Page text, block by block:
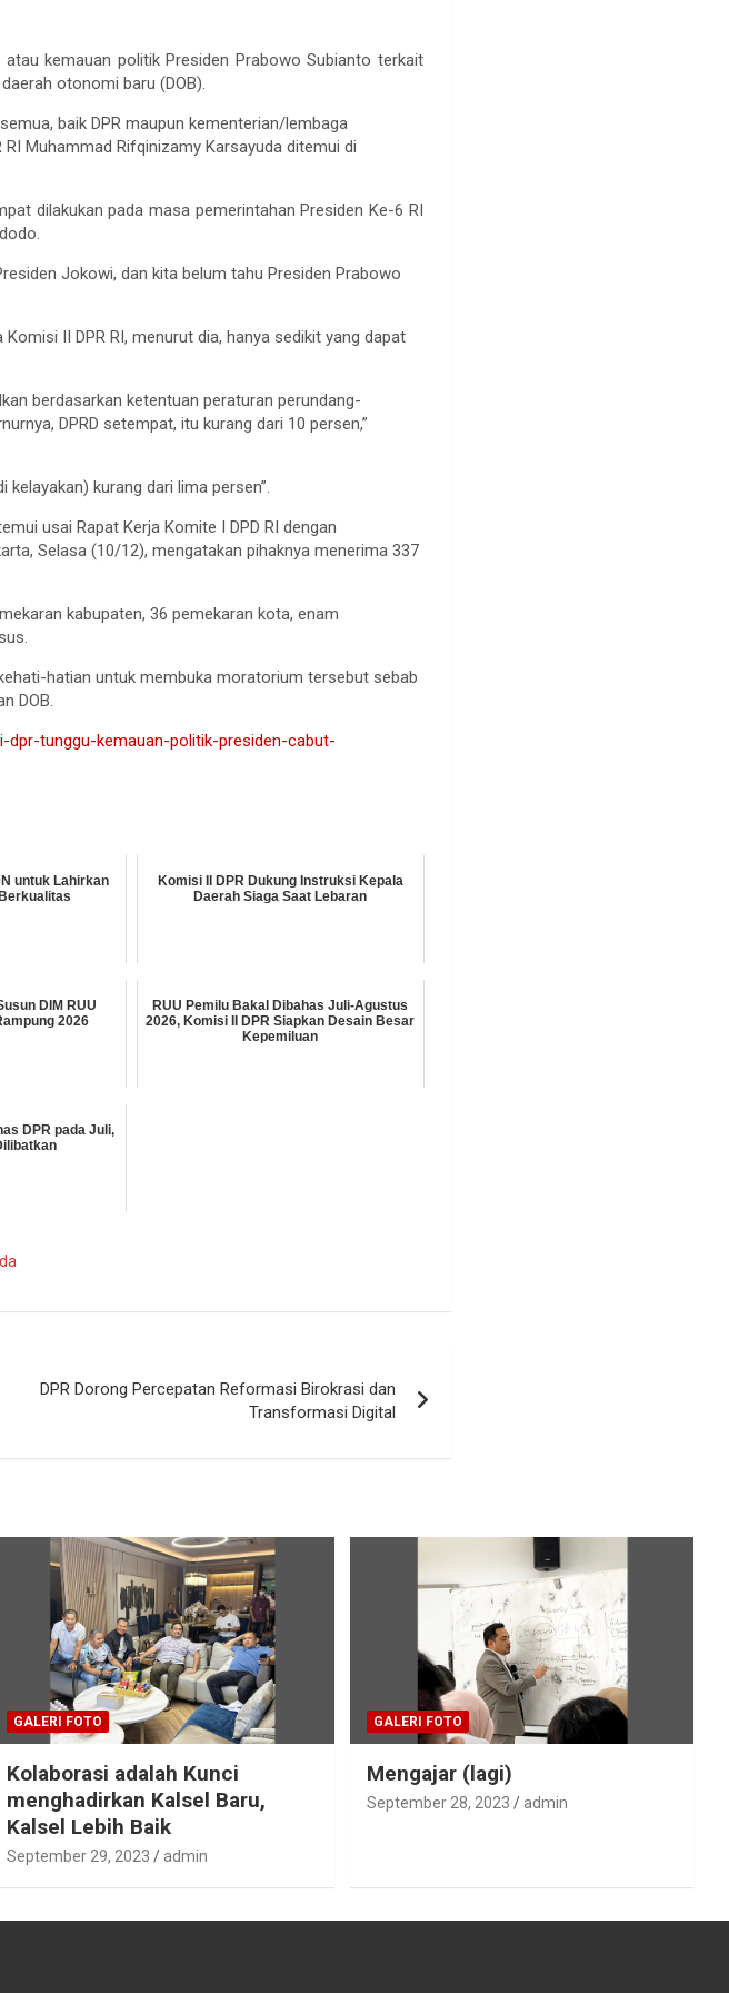
atau kemauan politik Presiden Prabowo Subianto terkait
otonomi baru (DOB).
baik DPR maupun kementerian/lembaga
RI Muhammad Rifqinizamy Karsayuda ditemui di
dilakukan pada masa pemerintahan Presiden Ke-6 RI
Jokowi, dan kita belum tahu Presiden Prabowo
II DPR RI, menurut dia, hanya sedikit yang dapat
berdasarkan ketentuan peraturan perundang-
DPRD setempat, itu kurang dari 10 persen,”
kelayakan) kurang dari lima persen”.
usai Rapat Kerja Komite I DPD RI dengan
Selasa (10/12), mengatakan pihaknya menerima 337
kabupaten, 36 pemekaran kota, enam
hatian untuk membuka moratorium tersebut sebab
DOB.
tunggu-kemauan-politik-presiden-cabut-
untuk Lahirkan
Komisi II DPR Dukung Instruksi Kepala
Daerah Siaga Saat Lebaran
DIM RUU
2026
RUU Pemilu Bakal Dibahas Juli-Agustus
2026, Komisi II DPR Siapkan Desain Besar
Kepemiluan
DPR pada Juli,
DPR Dorong Percepatan Reformasi Birokrasi dan
Transformasi Digital
GALERI FOTO
Kolaborasi adalah Kunci
menghadirkan Kalsel Baru,
Kalsel Lebih Baik
September 29, 2023 admin
GALERI FOTO
Mengajar (lagi)
September 28, 2023 admin